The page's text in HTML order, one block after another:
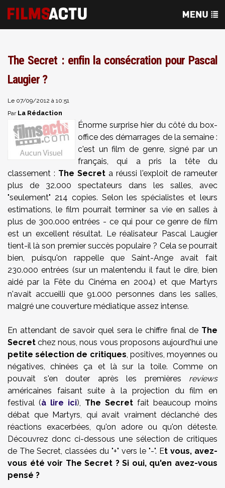
The Secret : enfin la consécration pour Pascal
Laugier ?
Le 07/09/2012 à 10:51
Par La Rédaction
Énorme surprise hier du côté du box-
office des démarrages de la semaine :
c'est un film de genre, signé par un
français, qui a pris la tête du
classement : The Secret a réussi l'exploit de rameuter
plus de 32.000 spectateurs dans les salles, avec
"seulement" 214 copies. Selon les spécialistes et leurs
estimations, le film pourrait terminer sa vie en salles à
plus de 300.000 entrées - ce qui pour ce genre de film
est un excellent résultat. Le réalisateur Pascal Laugier
tient-il là son premier succès populaire ? Cela se pourrait
bien, puisqu'on rappelle que Saint-Ange avait fait
230.000 entrées (sur un malentendu il faut le dire, bien
aidé par la Fête du Cinéma en 2004) et que Martyrs
n'avait accueilli que 91.000 personnes dans les salles,
malgré une couverture médiatique assez intense.
En attendant de savoir quel sera le chiffre final de The
Secret chez nous, nous vous proposons aujourd'hui une
petite sélection de critiques, positives, moyennes ou
négatives, chinées ça et là sur la toile. Comme on
pouvait s'en douter après les premières reviews
américaines faisant suite à la projection du film en
festival (à lire ici), The Secret fait beaucoup moins
débat que Martyrs, qui avait vraiment déclanché des
réactions exacerbées, qu'on adore ou qu'on déteste.
Découvrez donc ci-dessous une sélection de critiques
de The Secret, classées du "+" vers le "-". Et vous, avez-
vous été voir The Secret ? Si oui, qu'en avez-vous
pensé ?